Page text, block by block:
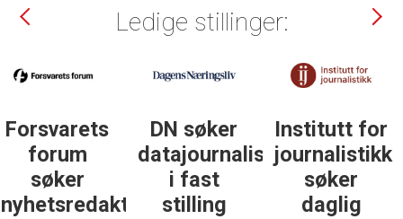
Ledige stillinger:
DN søker
datajournalist
i fast
stilling
Institutt for
journalistikk
søker
daglig
DN søker
some-
journalist